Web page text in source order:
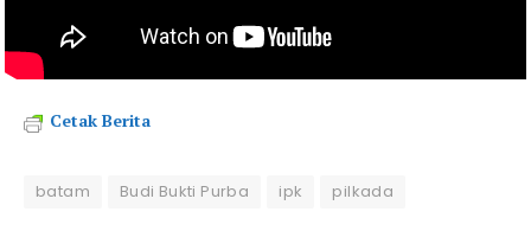
Cetak Berita
batam Budi Bukti Purba ipk pilkada